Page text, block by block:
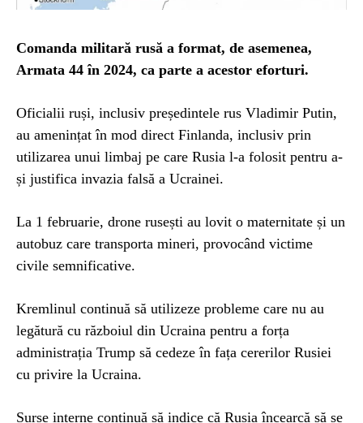
Comanda militară rusă a format, de asemenea,
Armata 44 în 2024, ca parte a acestor eforturi.
Oficialii ruși, inclusiv președintele rus Vladimir Putin,
au amenințat în mod direct Finlanda, inclusiv prin
utilizarea unui limbaj pe care Rusia l-a folosit pentru a-
și justifica invazia falsă a Ucrainei.
La 1 februarie, drone rusești au lovit o maternitate și un
autobuz care transporta mineri, provocând victime
civile semnificative.
Kremlinul continuă să utilizeze probleme care nu au
legătură cu războiul din Ucraina pentru a forța
administrația Trump să cedeze în fața cererilor Rusiei
cu privire la Ucraina.
Surse interne continuă să indice că Rusia încearcă să se